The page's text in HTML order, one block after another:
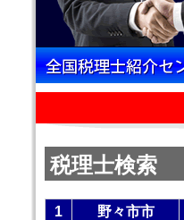
税理士検索
1 野々市市